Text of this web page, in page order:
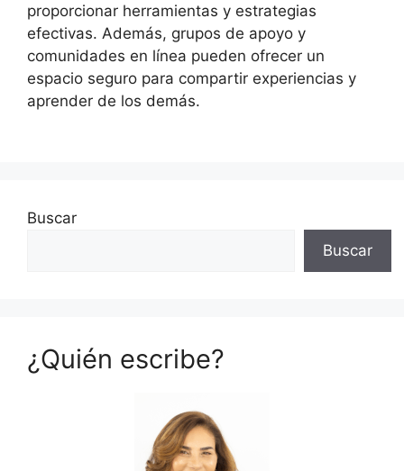
proporcionar herramientas y estrategias
efectivas. Además, grupos de apoyo y
comunidades en línea pueden ofrecer un
espacio seguro para compartir experiencias y
aprender de los demás.
Buscar
Buscar
¿Quién escribe?